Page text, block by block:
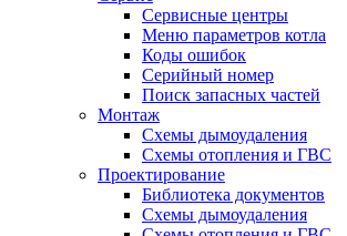
Сервисные центры
Меню параметров котла
Коды ошибок
Серийный номер
Поиск запасных частей
Монтаж
Схемы дымоудаления
Схемы отопления и ГВС
Проектирование
Библиотека документов
Схемы дымоудаления